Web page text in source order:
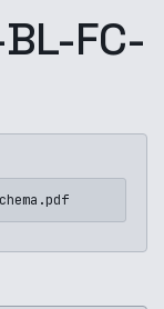
FC-